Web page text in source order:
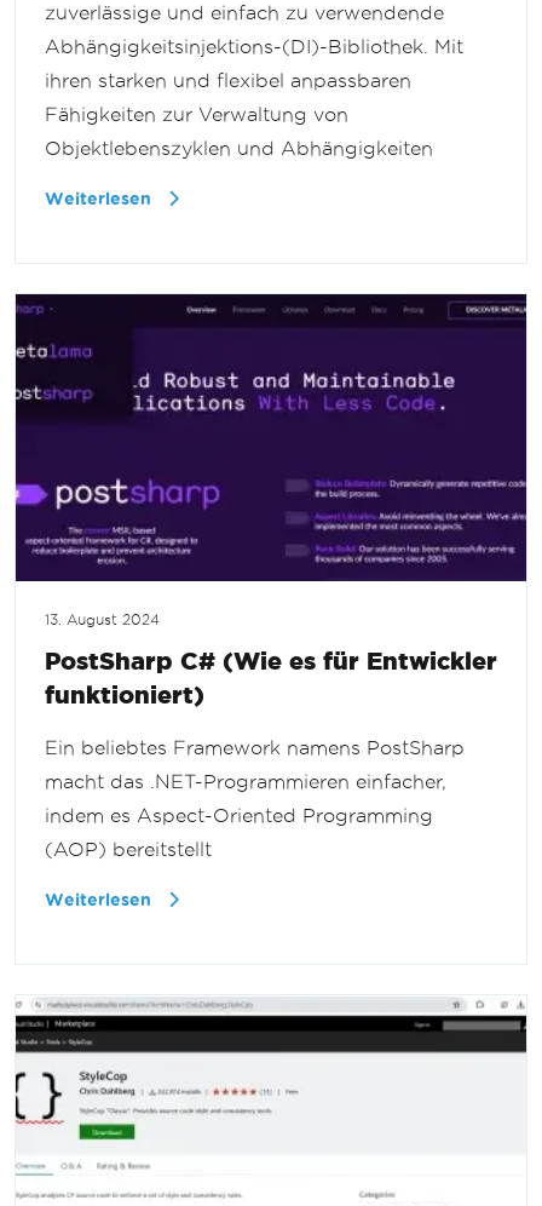
zuverlässige und einfach zu verwendende
Abhängigkeitsinjektions-(DI)-Bibliothek. Mit
ihren starken und flexibel anpassbaren
Fähigkeiten zur Verwaltung von
Objektlebenszyklen und Abhängigkeiten
Weiterlesen
13. August 2024
PostSharp C# (Wie es für Entwickler
funktioniert)
Ein beliebtes Framework namens PostSharp
macht das .NET-Programmieren einfacher,
indem es Aspect-Oriented Programming
(AOP) bereitstellt
Weiterlesen